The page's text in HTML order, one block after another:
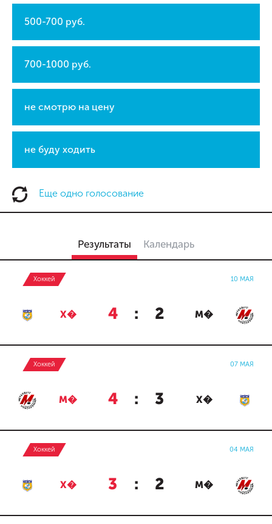
500-700 руб.
700-1000 руб.
не смотрю на цену
не буду ходить
Еще одно голосование
Результаты Календарь
Хоккей 10 МАЯ
Х� 4 : 2 М�
Хоккей 07 МАЯ
М� 4 : 3 Х�
Хоккей 04 МАЯ
Х� 3 : 2 М�